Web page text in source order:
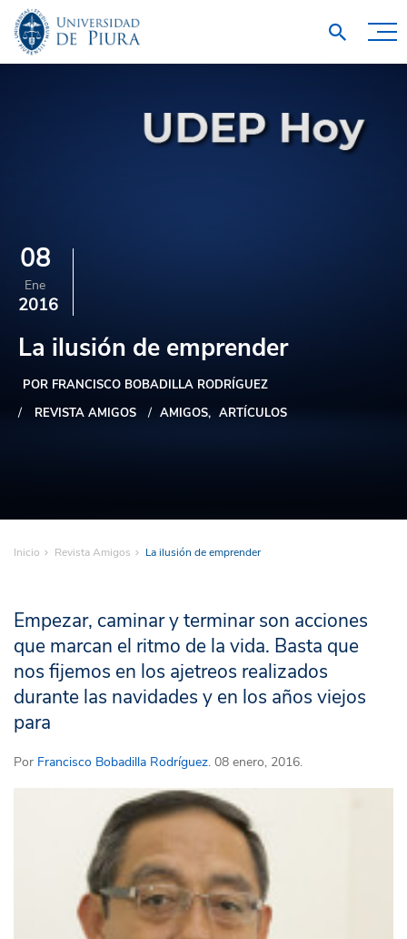
08
Ene
2016
La ilusión de emprender
POR FRANCISCO BOBADILLA RODRÍGUEZ
REVISTA AMIGOS
AMIGOS ARTÍCULOS
Inicio Revista Amigos La ilusión de emprender
Empezar, caminar y terminar son acciones
que marcan el ritmo de la vida. Basta que
nos fijemos en los ajetreos realizados
durante las navidades y en los años viejos
para
Por Francisco Bobadilla Rodríguez. 08 enero, 2016.